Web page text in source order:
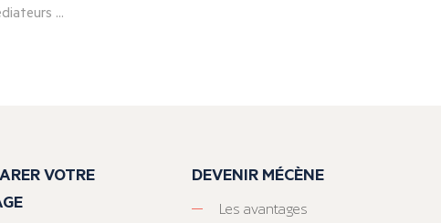
...
VOTRE
DEVENIR MÉCÈNE
Les avantages